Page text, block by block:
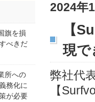
2024年
【
現で
弊社代
【
旗を損
べきだ
所への
務化に
が必要